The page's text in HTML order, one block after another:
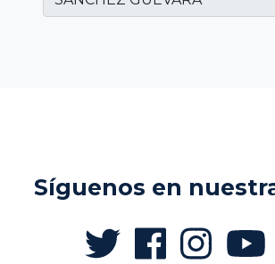
Síguenos en